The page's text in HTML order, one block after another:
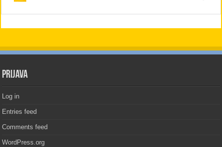
PRIJAVA
Log in
Entries feed
Comments feed
WordPress.org